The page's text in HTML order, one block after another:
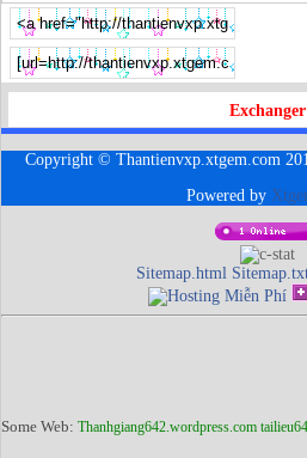
Exchanger
Copyright © Thantienvxp.xtgem.com
Powered by
Sitemap.html
Some Web: Thanhgiang642.wordpress.com